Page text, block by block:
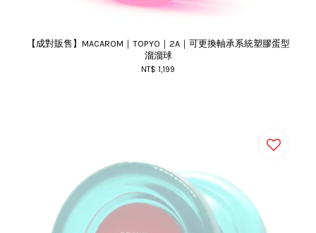
【成對販售】MACAROM｜TOPYO｜2A｜可更換軸承系統塑膠蛋型
溜溜球
NT$ 1,199